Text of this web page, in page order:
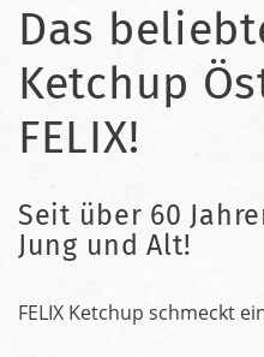
Das
Ketchup
FELIX!
Seit über 60
Jung und Alt!
FELIX Ketchup schmeckt